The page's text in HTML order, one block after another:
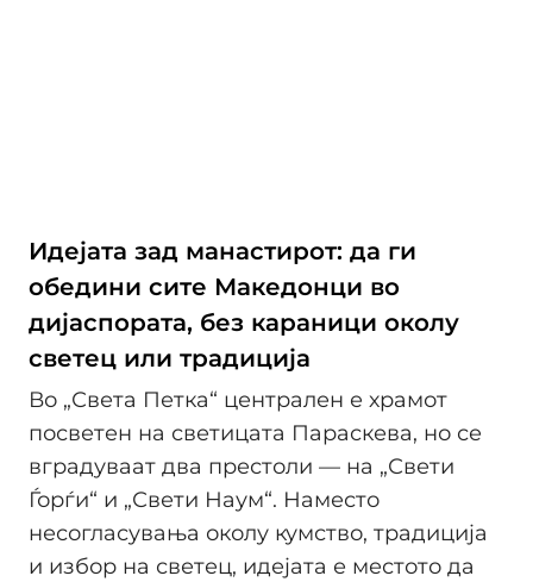
Идејата зад манастирот: да ги
обедини сите Македонци во
дијаспората, без караници околу
светец или традиција
Во „Света Петка“ централен е храмот
посветен на светицата Параскева, но се
вградуваат два престоли — на „Свети
Ѓорѓи“ и „Свети Наум“. Наместо
несогласувања околу кумство, традиција
и избор на светец, идејата е местото да